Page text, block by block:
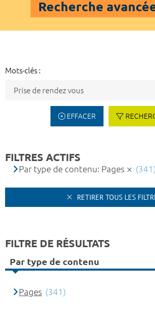
Recherche
Mots-clés :
EFFACER
FILTRES ACTIFS
Par type de contenu: Pages (341)
RETIRER TOUS LES
FILTRE DE RÉSULTATS
Par type de contenu
Pages (341)